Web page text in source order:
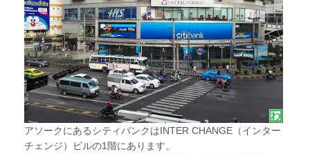
アソークにあるシティバンクはINTER CHANGE（インター
チェンジ）ビルの1階にあります。